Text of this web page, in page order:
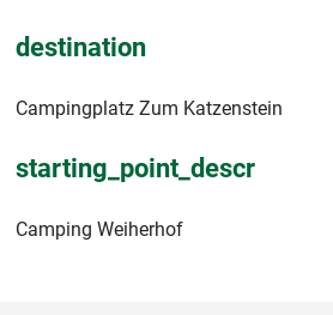
destination
Campingplatz Zum Katzenstein
starting_point_descr
Camping Weiherhof